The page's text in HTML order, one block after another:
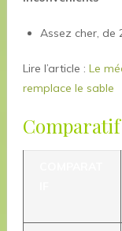
Assez cher, de
Lire l’article : Le
remplace le sable